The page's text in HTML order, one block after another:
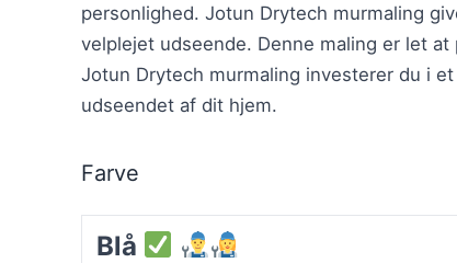
personlighed. Jotun Drytech murmaling
velplejet udseende. Denne maling er let
Jotun Drytech murmaling investerer du i
udseendet af dit hjem.
Farve
Blå